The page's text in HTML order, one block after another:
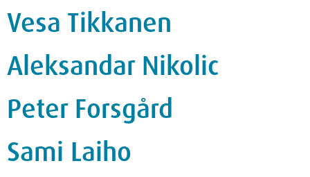
Vesa Tikkanen
Aleksandar Nikolic
Peter Forsgård
Sami Laiho